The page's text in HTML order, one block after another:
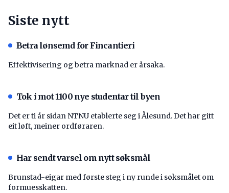
Siste nytt
Betra lønsemd for Fincantieri
Effektivisering og betra marknad er årsaka.
Tok i mot 1100 nye studentar til byen
Det er ti år sidan NTNU etablerte seg i Ålesund. Det har gitt
eit løft, meiner ordføraren.
Har sendt varsel om nytt søksmål
Brunstad-eigar med første steg i ny runde i søksmålet om
formuesskatten.